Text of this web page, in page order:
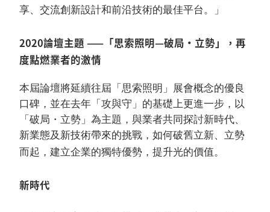
享、交流創新設計和前沿技術的最佳平台。」
2020論壇主題 ——「思索照明—破局・立勢」，再
度點燃業者的激情
本屆論壇將延續往屆「思索照明」展會概念的優良
口碑，並在去年「攻與守」的基礎上更進一步，以
「破局・立勢」為主題，與業者共同探討新時代、
新業態及新技術帶來的挑戰，如何破舊立新、立勢
而起，建立企業的獨特優勢，提升光的價值。
新時代